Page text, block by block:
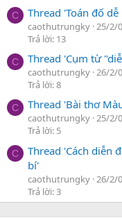
C Thread 'Toán đố
caothutrungky 25/2/
Trả lời: 13
C Thread 'Cụm từ
caothutrungky 26/2/
Trả lời: 8
C Thread 'Bài thơ
caothutrungky 25/2/
Trả lời: 5
C
Thread 'Cách diễn
bí'
caothutrungky 26/2/
Trả lời: 3